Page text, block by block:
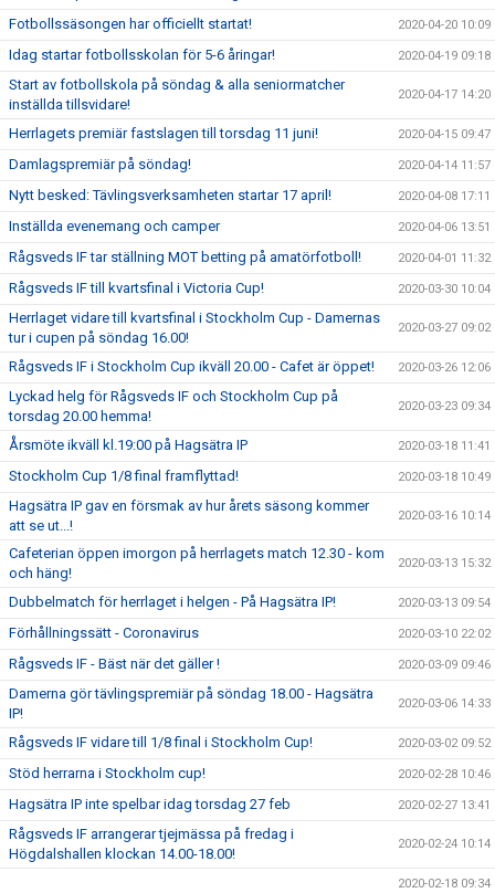
Fotbollssäsongen har officiellt startat! 2020-04-20 10:09
Idag startar fotbollsskolan för 5-6 åringar! 2020-04-19 09:18
Start av fotbollskola på söndag & alla seniormatcher
inställda tillsvidare!
2020-04-17 14:20
Herrlagets premiär fastslagen till torsdag 11 juni! 2020-04-15 09:47
Damlagspremiär på söndag! 2020-04-14 11:57
Nytt besked: Tävlingsverksamheten startar 17 april! 2020-04-08 17:11
Inställda evenemang och camper 2020-04-06 13:51
Rågsveds IF tar ställning MOT betting på amatörfotboll! 2020-04-01 11:32
Rågsveds IF till kvartsfinal i Victoria Cup! 2020-03-30 10:04
Herrlaget vidare till kvartsfinal i Stockholm Cup - Damernas
tur i cupen på söndag 16.00!
2020-03-27 09:02
Rågsveds IF i Stockholm Cup ikväll 20.00 - Cafet är öppet! 2020-03-26 12:06
Lyckad helg för Rågsveds IF och Stockholm Cup på
torsdag 20.00 hemma!
2020-03-23 09:34
Årsmöte ikväll kl.19:00 på Hagsätra IP 2020-03-18 11:41
Stockholm Cup 1/8 final framflyttad! 2020-03-18 10:49
Hagsätra IP gav en försmak av hur årets säsong kommer
att se ut...!
2020-03-16 10:14
Cafeterian öppen imorgon på herrlagets match 12.30 - kom
och häng!
2020-03-13 15:32
Dubbelmatch för herrlaget i helgen - På Hagsätra IP! 2020-03-13 09:54
Förhållningssätt - Coronavirus 2020-03-10 22:02
Rågsveds IF - Bäst när det gäller ! 2020-03-09 09:46
Damerna gör tävlingspremiär på söndag 18.00 - Hagsätra
IP!
2020-03-06 14:33
Rågsveds IF vidare till 1/8 final i Stockholm Cup! 2020-03-02 09:52
Stöd herrarna i Stockholm cup! 2020-02-28 10:46
Hagsätra IP inte spelbar idag torsdag 27 feb 2020-02-27 13:41
Rågsveds IF arrangerar tjejmässa på fredag i
Högdalshallen klockan 14.00-18.00!
2020-02-24 10:14
2020-02-18 09:34